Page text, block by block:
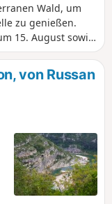
Wald, um
zu genießen.
15. August sowie
aber
aus starten, um
Ich
zum
auf 300 m
von Russan